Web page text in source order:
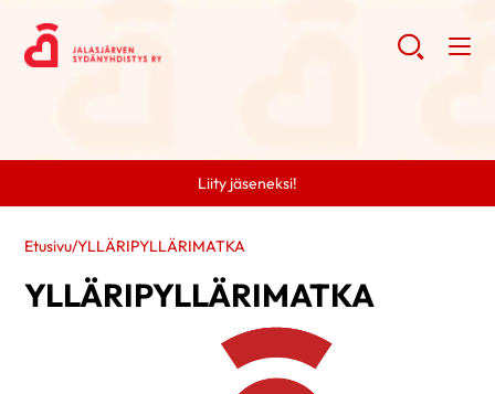
Liity jäseneksi!
Etusivu/YLLÄRIPYLLÄRIMATKA
YLLÄRIPYLLÄRIMATKA